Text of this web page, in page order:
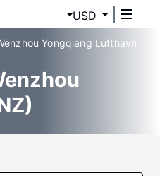
USD
Yongqiang Lufthavn